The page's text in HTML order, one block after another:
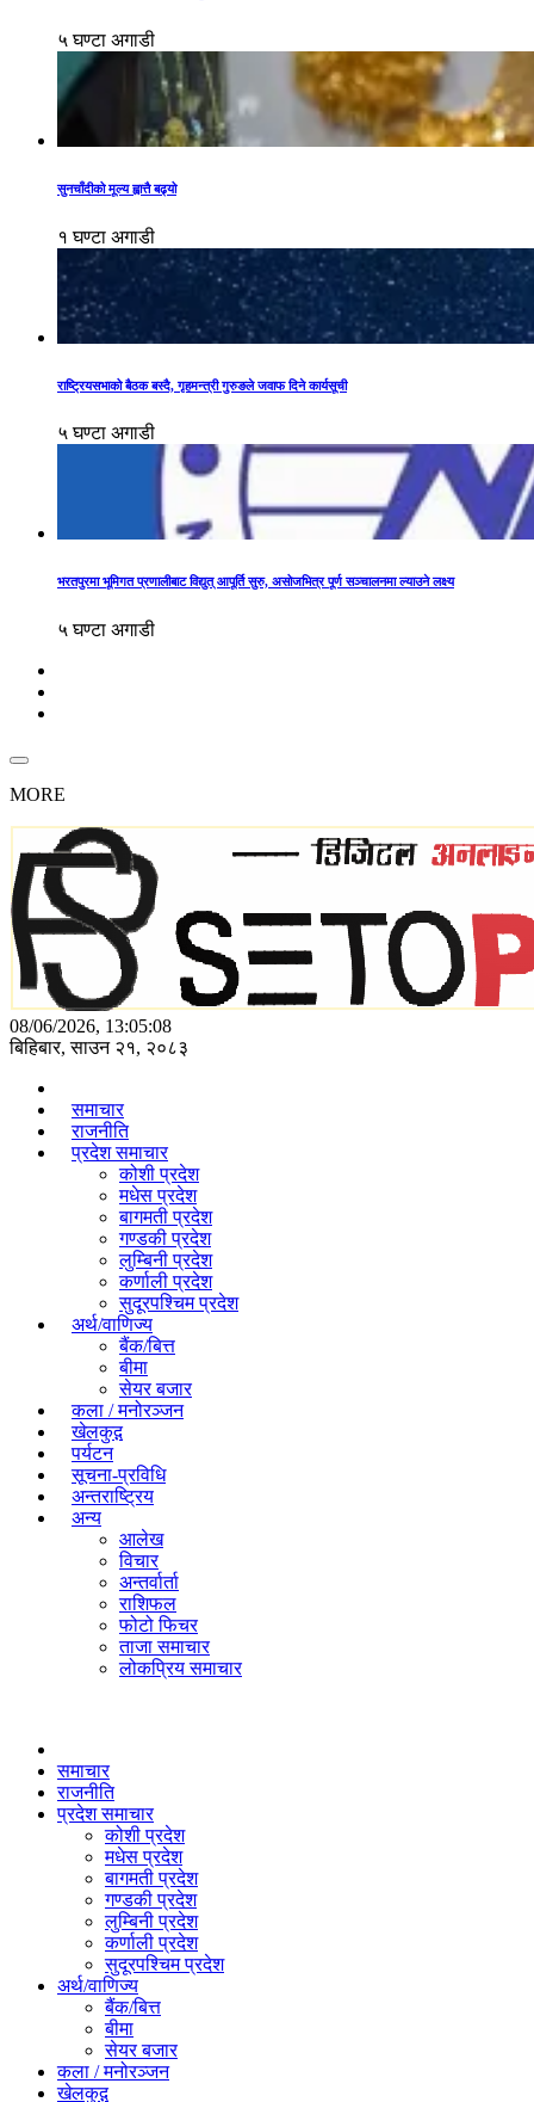
५ घण्टा अगाडी
सुनचाँदीको मूल्य ह्वात्तै बढ्यो
१ घण्टा अगाडी
राष्ट्रियसभाको बैठक बस्दै, गृहमन्त्री गुरुङले जवाफ दिने कार्यसूची
५ घण्टा अगाडी
भरतपुरमा भूमिगत प्रणालीबाट विद्युत् आपूर्ति सुरु, असोजभित्र पूर्ण सञ्चालनमा ल्याउने लक्ष्य
५ घण्टा अगाडी
MORE
08/06/2026, 13:05:08
बिहिबार, साउन २१, २०८३
समाचार
राजनीति
प्रदेश समाचार
कोशी प्रदेश
मधेस प्रदेश
बागमती प्रदेश
गण्डकी प्रदेश
लुम्बिनी प्रदेश
कर्णाली प्रदेश
सुदूरपश्चिम प्रदेश
अर्थ/वाणिज्य
बैंक/बित्त
बीमा
सेयर बजार
कला / मनोरञ्जन
खेलकुद़़
पर्यटन
सूचना-प्रविधि
अन्तराष्ट्रिय
अन्य
आलेख
विचार
अन्तर्वार्ता
राशिफल
फोटो फिचर
ताजा समाचार
लोकप्रिय समाचार
समाचार
राजनीति
प्रदेश समाचार
कोशी प्रदेश
मधेस प्रदेश
बागमती प्रदेश
गण्डकी प्रदेश
लुम्बिनी प्रदेश
कर्णाली प्रदेश
सुदूरपश्चिम प्रदेश
अर्थ/वाणिज्य
बैंक/बित्त
बीमा
सेयर बजार
कला / मनोरञ्जन
खेलकुद़़